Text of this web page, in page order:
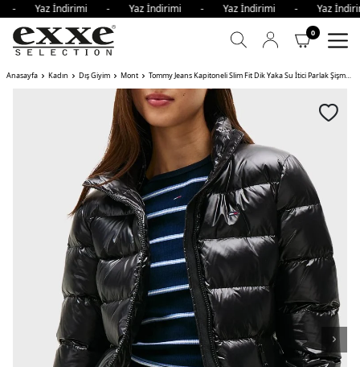
- Yaz İndirimi - Yaz İndirimi - Yaz İndirimi - Yaz
0
Anasayfa Kadın Dış Giyim Mont Tommy Jeans Kapitoneli Slim Fit Dik Yaka Su İtici Parlak Şişme Kadın Mont BDS